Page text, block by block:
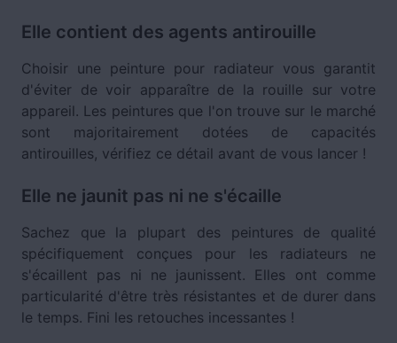
Elle contient des agents antirouille
Choisir une peinture pour radiateur vous garantit
d'éviter de voir apparaître de la rouille sur votre
appareil. Les peintures que l'on trouve sur le marché
sont majoritairement dotées de capacités
antirouilles, vérifiez ce détail avant de vous lancer !
Elle ne jaunit pas ni ne s'écaille
Sachez que la plupart des peintures de qualité
spécifiquement conçues pour les radiateurs ne
s'écaillent pas ni ne jaunissent. Elles ont comme
particularité d'être très résistantes et de durer dans
le temps. Fini les retouches incessantes !